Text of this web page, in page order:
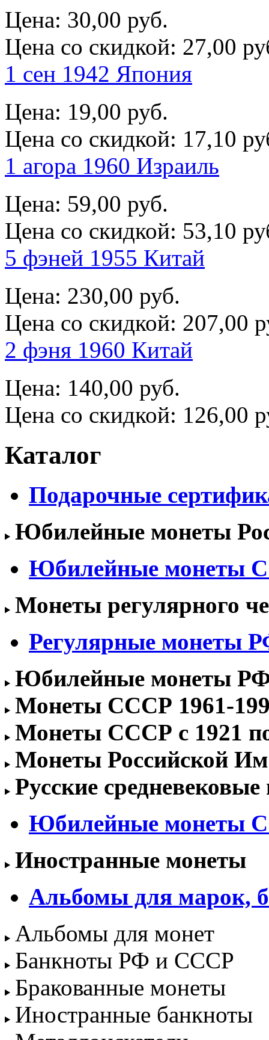
Цена: 30,00 руб.
Цена со скидкой: 27,00
1 сен 1942 Япония
Цена: 19,00 руб.
Цена со скидкой: 17,10
1 агора 1960 Израиль
Цена: 59,00 руб.
Цена со скидкой: 53,10
5 фэней 1955 Китай
Цена: 230,00 руб.
Цена со скидкой: 207,00
2 фэня 1960 Китай
Цена: 140,00 руб.
Цена со скидкой: 126,00
Каталог
Подарочные
Юбилейные монеты
Юбилейные монеты
Монеты регулярного
Регулярные монеты
Юбилейные монеты РФ
Монеты СССР 1961-
Монеты СССР с 1921 по
Монеты Российской
Русские
Юбилейные монеты
Иностранные монеты
Альбомы для марок,
Альбомы для монет
Банкноты РФ и СССР
Бракованные монеты
Иностранные банкноты